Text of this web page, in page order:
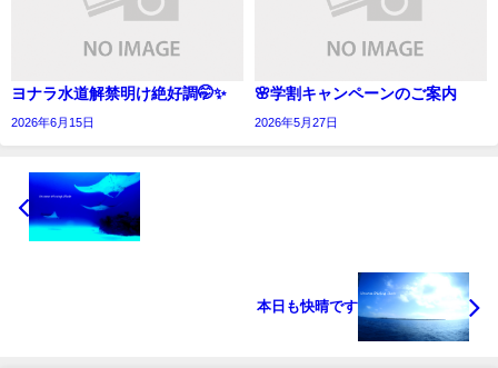
ヨナラ水道解禁明け絶好調🤭✨
2026年6月15日
🌸学割キャンペーンのご案内
2026年5月27日
本日も快晴です